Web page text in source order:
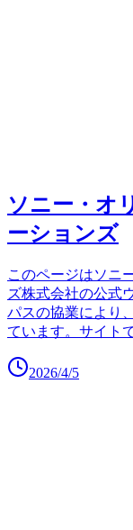
ソニー・オ
ーションズ
このページはソニ
ズ株式会社の公式
パスの協業により
ています。サイト
2026/4/5